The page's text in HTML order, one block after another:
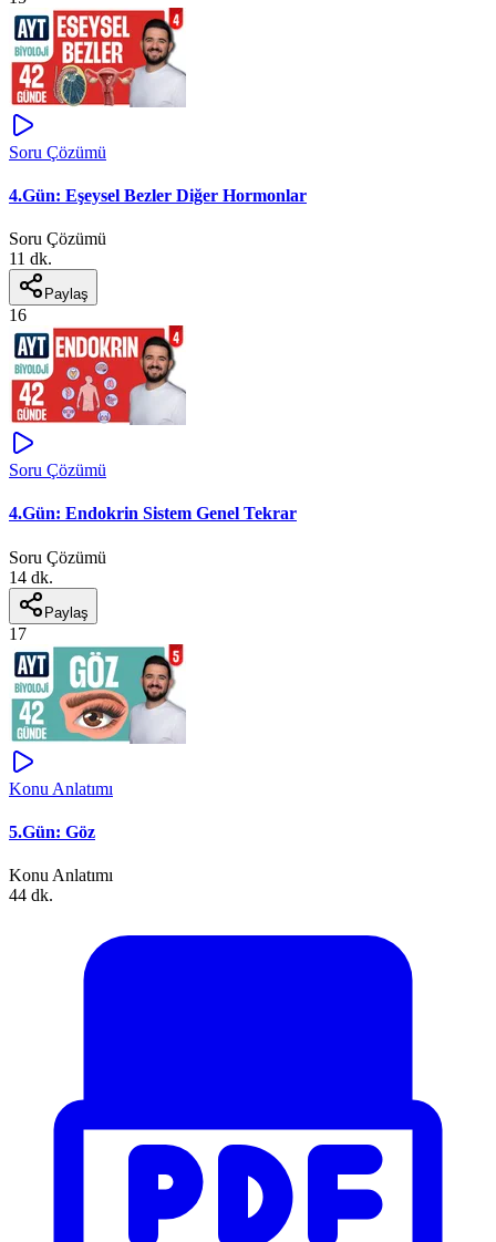
Soru Çözümü
4.Gün: Eşeysel Bezler Diğer Hormonlar
Soru Çözümü
11 dk.
Paylaş
16
Soru Çözümü
4.Gün: Endokrin Sistem Genel Tekrar
Soru Çözümü
14 dk.
Paylaş
17
Konu Anlatımı
5.Gün: Göz
Konu Anlatımı
44 dk.